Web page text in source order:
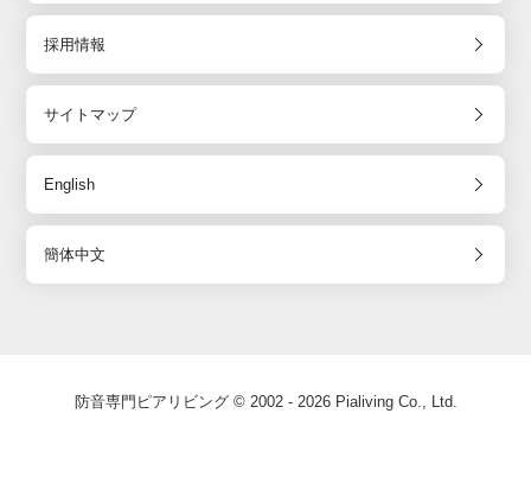
採用情報
サイトマップ
English
簡体中文
防音専門ピアリビング © 2002 - 2026 Pialiving Co., Ltd.